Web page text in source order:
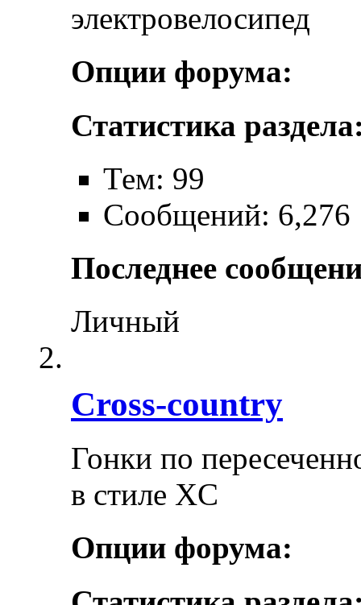
электровелосипед
Опции форума:
Статистика
Тем: 99
Сообщений: 6,276
Последнее
Личный
Cross-сountry
Гонки по
в стиле XC
Опции форума: